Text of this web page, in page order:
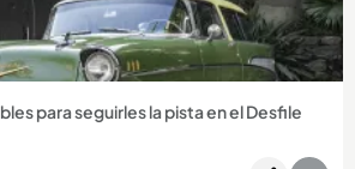
Compartir Noticia
para seguirles la pista en el Desfile